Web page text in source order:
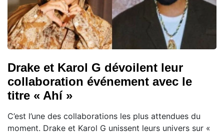
Drake et Karol G dévoilent leur
collaboration événement avec le
titre « Ahí »
C’est l’une des collaborations les plus attendues du
moment. Drake et Karol G unissent leurs univers sur «